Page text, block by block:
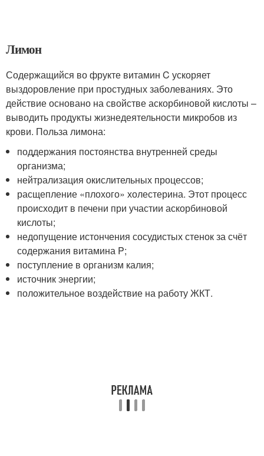
Лимон
Содержащийся во фрукте витамин C ускоряет
выздоровление при простудных заболеваниях. Это
действие основано на свойстве аскорбиновой кислоты –
выводить продукты жизнедеятельности микробов из
крови. Польза лимона:
поддержания постоянства внутренней среды
организма;
нейтрализация окислительных процессов;
расщепление «плохого» холестерина. Этот процесс
происходит в печени при участии аскорбиновой
кислоты;
недопущение истончения сосудистых стенок за счёт
содержания витамина P;
поступление в организм калия;
источник энергии;
положительное воздействие на работу ЖКТ.